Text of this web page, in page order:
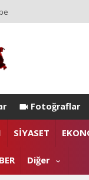
Fotoğraflar
SİYASET
Diğer